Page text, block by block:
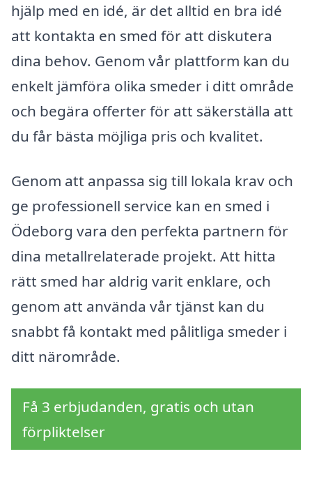
hjälp med en idé, är det alltid en bra idé
att kontakta en smed för att diskutera
dina behov. Genom vår plattform kan du
enkelt jämföra olika smeder i ditt område
och begära offerter för att säkerställa att
du får bästa möjliga pris och kvalitet.
Genom att anpassa sig till lokala krav och
ge professionell service kan en smed i
Ödeborg vara den perfekta partnern för
dina metallrelaterade projekt. Att hitta
rätt smed har aldrig varit enklare, och
genom att använda vår tjänst kan du
snabbt få kontakt med pålitliga smeder i
ditt närområde.
Få 3 erbjudanden, gratis och utan
förpliktelser